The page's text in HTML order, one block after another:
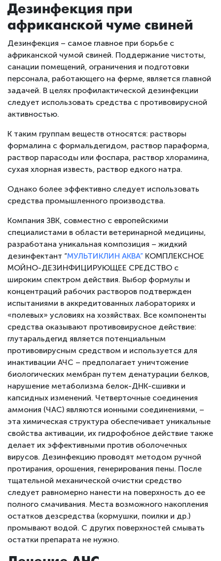
Дезинфекция при
африканской чуме свиней
Дезинфекция – самое главное при борьбе с
африканской чумой свиней. Поддержание чистоты,
санации помещений, ограничения и подготовки
персонала, работающего на ферме, является главной
задачей. В целях профилактической дезинфекции
следует использовать средства с противовирусной
активностью.
К таким группам веществ относятся: растворы
формалина с формальдегидом, раствор параформа,
раствор парасоды или фоспара, раствор хлорамина,
сухая хлорная известь, раствор едкого натра.
Однако более эффективно следует использовать
средства промышленного производства.
Компания ЗВК, совместно с европейскими
специалистами в области ветеринарной медицины,
разработана уникальная композиция – жидкий
дезинфектант “МУЛЬТИКЛИН АКВА” КОМПЛЕКСНОЕ
МОЙНО-ДЕЗИНФИЦИРУЮЩЕЕ СРЕДСТВО с
широким спектром действия. Выбор формулы и
концентраций рабочих растворов подтвержден
испытаниями в аккредитованных лабораториях и
«полевых» условиях на хозяйствах. Все компоненты
средства оказывают противовирусное действие:
глутаральдегид является потенциальным
противовирусным средством и используется для
инактивации АЧС – предполагает уничтожение
биологических мембран путем денатурации белков,
нарушение метаболизма белок-ДНК-сшивки и
капсидных изменений. Четверточные соединения
аммония (ЧАС) являются ионными соединениями, –
эта химическая структура обеспечивает уникальные
свойства активации, их гидрофобное действие также
делает их эффективными против оболочечных
вирусов. Дезинфекцию проводят методом ручной
протирания, орошения, генерирования пены. После
тщательной механической очистки средство
следует равномерно нанести на поверхность до ее
полного смачивания. Места возможного накопления
остатков дезсредства (кормушки, поилки и др.)
промывают водой. С других поверхностей смывать
остатки препарата не нужно.